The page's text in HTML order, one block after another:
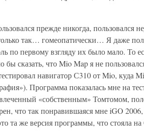
прежде никогда, пользовался
так… гомеопатически… Я даже
по первому взгляду их было мало. То
бы сказать, что Mio Map я не
навигатор С310 от Mio, куда
Программа показалась мне на
«собственным» Томтомом,
что так понравившаяся мне iGO
та же версия программы, что стояла